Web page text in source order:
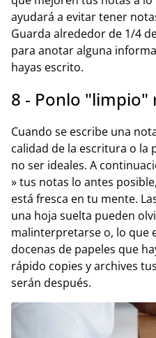
ayudará a evitar tener
Guarda alrededor de 1/4
para anotar alguna
hayas escrito.
8 - Ponlo
Cuando se escribe una
calidad de la escritura o la
no ser ideales. A
» tus notas lo antes
está fresca en tu mente.
una hoja suelta pueden
malinterpretarse o, lo que
docenas de papeles que
rápido copies y archives
serán después.